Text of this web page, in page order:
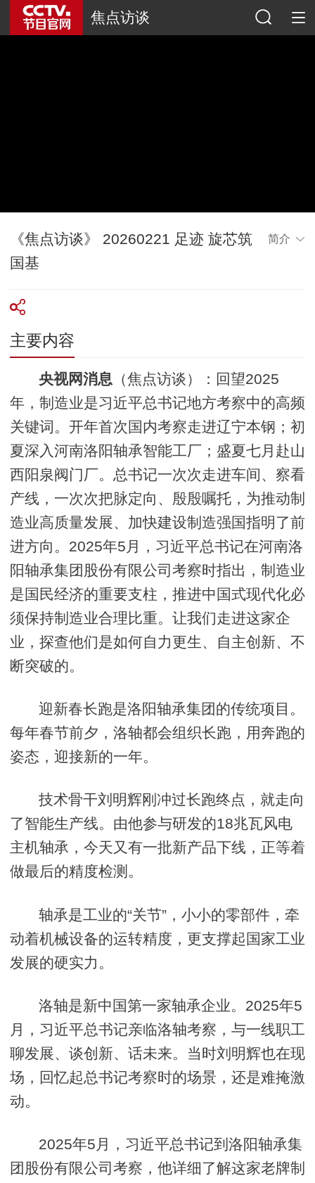
焦点访谈
《焦点访谈》 20260221 足迹 旋芯筑
国基
简介
主要内容
央视网消息 （焦点访谈）：回望2025
年，制造业是习近平总书记地方考察中的高频
关键词。开年首次国内考察走进辽宁本钢；初
夏深入河南洛阳轴承智能工厂；盛夏七月赴山
西阳泉阀门厂。总书记一次次走进车间、察看
产线，一次次把脉定向、殷殷嘱托，为推动制
造业高质量发展、加快建设制造强国指明了前
进方向。2025年5月，习近平总书记在河南洛
阳轴承集团股份有限公司考察时指出，制造业
是国民经济的重要支柱，推进中国式现代化必
须保持制造业合理比重。让我们走进这家企
业，探查他们是如何自力更生、自主创新、不
断突破的。
迎新春长跑是洛阳轴承集团的传统项目。
每年春节前夕，洛轴都会组织长跑，用奔跑的
姿态，迎接新的一年。
技术骨干刘明辉刚冲过长跑终点，就走向
了智能生产线。由他参与研发的18兆瓦风电
主机轴承，今天又有一批新产品下线，正等着
做最后的精度检测。
轴承是工业的“关节”，小小的零部件，牵
动着机械设备的运转精度，更支撑起国家工业
发展的硬实力。
洛轴是新中国第一家轴承企业。2025年5
月，习近平总书记亲临洛轴考察，与一线职工
聊发展、谈创新、话未来。当时刘明辉也在现
场，回忆起总书记考察时的场景，还是难掩激
动。
2025年5月，习近平总书记到洛阳轴承集
团股份有限公司考察，他详细了解这家老牌制